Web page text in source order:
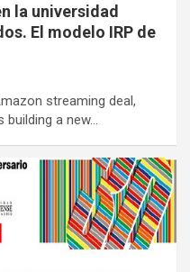
la universidad
El modelo IRP de
streaming deal,
building a new…